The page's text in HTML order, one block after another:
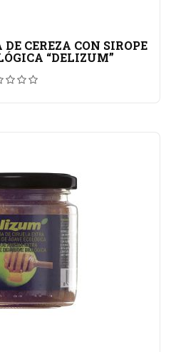
CEREZA CON SIROPE
“DELIZUM”